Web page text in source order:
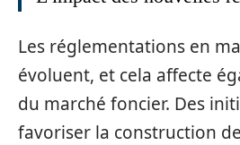
Les réglementations en
évoluent, et cela affecte
du marché foncier. Des
favoriser la construction